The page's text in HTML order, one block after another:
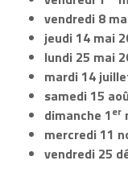
vendredi 8
jeudi 14 mai
lundi 25 mai
mardi 14
samedi 15
dimanche 1er
mercredi 11
vendredi 25